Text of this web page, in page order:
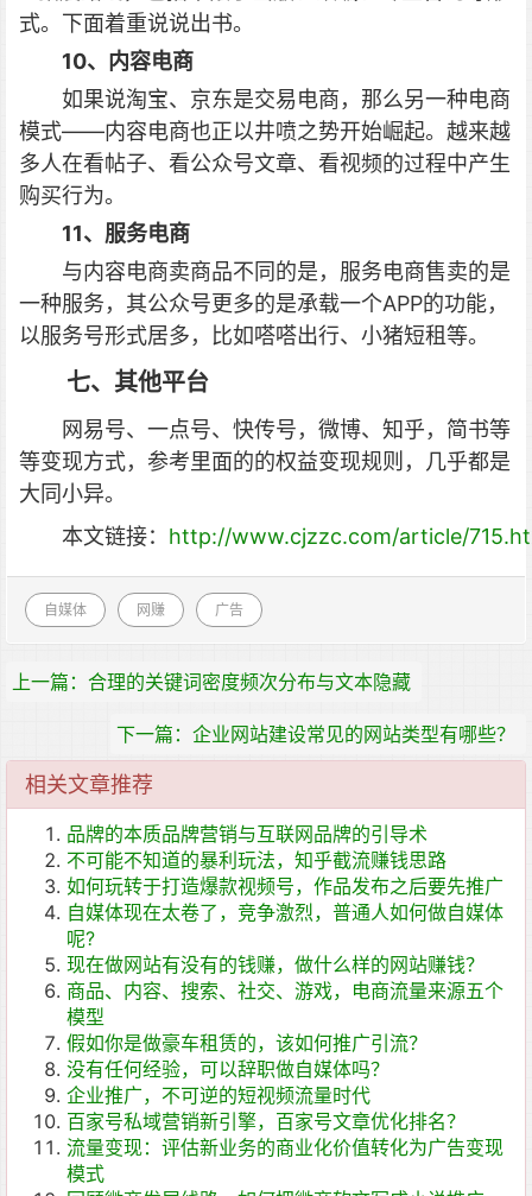
式。下面着重说说出书。
10、内容电商
如果说淘宝、京东是交易电商，那么另一种电商
模式——内容电商也正以井喷之势开始崛起。越来越
多人在看帖子、看公众号文章、看视频的过程中产生
购买行为。
11、服务电商
与内容电商卖商品不同的是，服务电商售卖的是
一种服务，其公众号更多的是承载一个APP的功能，
以服务号形式居多，比如嗒嗒出行、小猪短租等。
七、其他平台
网易号、一点号、快传号，微博、知乎，简书等
等变现方式，参考里面的的权益变现规则，几乎都是
大同小异。
本文链接： http://www.cjzzc.com/article/
自媒体 网赚 广告
上一篇：合理的关键词密度频次分布与文本隐藏
下一篇：企业网站建设常见的网站类型有哪些？
相关文章推荐
品牌的本质品牌营销与互联网品牌的引导术
不可能不知道的暴利玩法，知乎截流赚钱思路
如何玩转于打造爆款视频号，作品发布之后要先推广
自媒体现在太卷了，竞争激烈，普通人如何做自媒体
呢?
现在做网站有没有的钱赚，做什么样的网站赚钱？
商品、内容、搜索、社交、游戏，电商流量来源五个
模型
假如你是做豪车租赁的，该如何推广引流？
没有任何经验，可以辞职做自媒体吗？
企业推广，不可逆的短视频流量时代
百家号私域营销新引擎，百家号文章优化排名？
流量变现：评估新业务的商业化价值转化为广告变现
模式